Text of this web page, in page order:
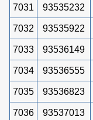
7031 93535232
7032 93535922
7033 93536149
7034 93536555
7035 93536823
7036 93537013